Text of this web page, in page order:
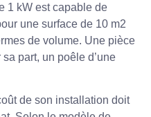
1 kW est capable de
une surface de 10 m2
de volume. Une pièce
part, un poêle d’une
de son installation doit